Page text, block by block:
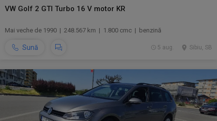
VW Golf 2 GTI Turbo 16 V motor KR
Mai veche de 1990 | 248.567 km | 1.800 cmc | benzină
Sună Sibiu, SB
5 aug.